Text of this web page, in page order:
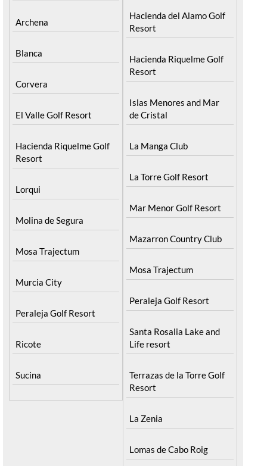
Archena
Blanca
Corvera
El Valle Golf Resort
Hacienda Riquelme Golf
Resort
Lorqui
Molina de Segura
Mosa Trajectum
Murcia City
Peraleja Golf Resort
Ricote
Sucina
Hacienda del Alamo Golf
Resort
Hacienda Riquelme Golf
Resort
Islas Menores and Mar
de Cristal
La Manga Club
La Torre Golf Resort
Mar Menor Golf Resort
Mazarron Country Club
Mosa Trajectum
Peraleja Golf Resort
Santa Rosalia Lake and
Life resort
Terrazas de la Torre Golf
Resort
La Zenia
Lomas de Cabo Roig